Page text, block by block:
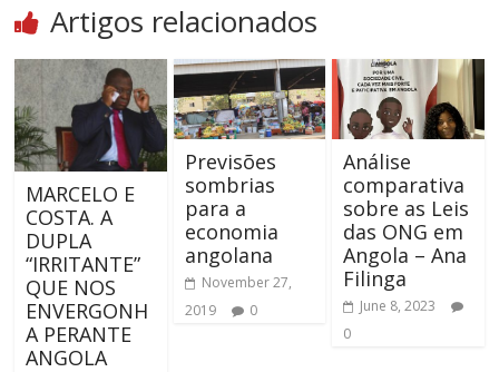
Artigos relacionados
MARCELO E
COSTA. A
DUPLA
“IRRITANTE”
QUE NOS
ENVERGONH
A PERANTE
ANGOLA
Previsões
sombrias
para a
economia
angolana
November 27,
2019
0
Análise
comparativa
sobre as Leis
das ONG em
Angola – Ana
Filinga
June 8, 2023
0